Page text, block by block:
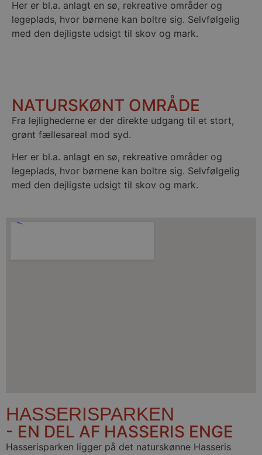
Her er bl.a. anlagt en sø, rekreative områder og
legeplads, hvor børnene kan boltre sig. Selvfølgelig
med den dejligste udsigt til skov og mark.
NATURSKØNT OMRÅDE
Fra lejlighederne er der direkte udgang til et stort,
grønt fællesareal mod syd.
Her er bl.a. anlagt en sø, rekreative områder og
legeplads, hvor børnene kan boltre sig. Selvfølgelig
med den dejligste udsigt til skov og mark.
HASSERISPARKEN
- EN DEL AF HASSERIS ENGE
Hasserisparken ligger på det naturskønne Hasseris